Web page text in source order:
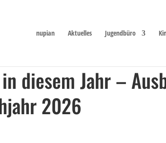
nupian Aktuelles Jugendbüro
diesem Jahr –
2026